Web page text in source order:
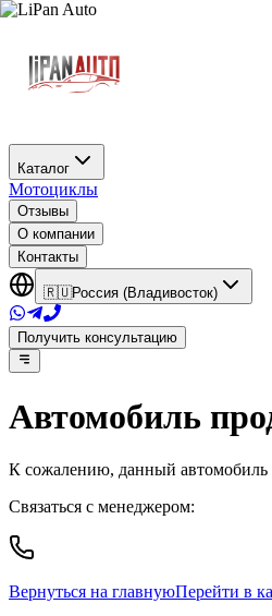
Каталог
Мотоциклы
Отзывы
О компании
Контакты
🇷🇺Россия (Владивосток)
Получить консультацию
Автомобиль
К сожалению, данный автомобиль
Связаться с менеджером:
Вернуться на главнуюПерейти в